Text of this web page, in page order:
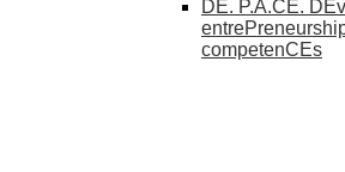
DE. P.A.CE.
competenCEs